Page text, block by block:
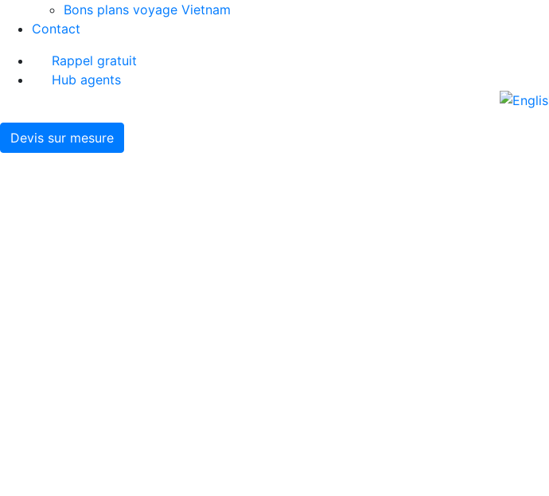
Bons plans voyage Vietnam
Contact
Rappel gratuit
Hub agents
Devis sur mesure